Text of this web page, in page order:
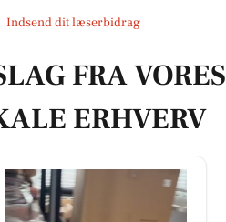
Indsend dit læserbidrag
FRA VORES
ERHVERV